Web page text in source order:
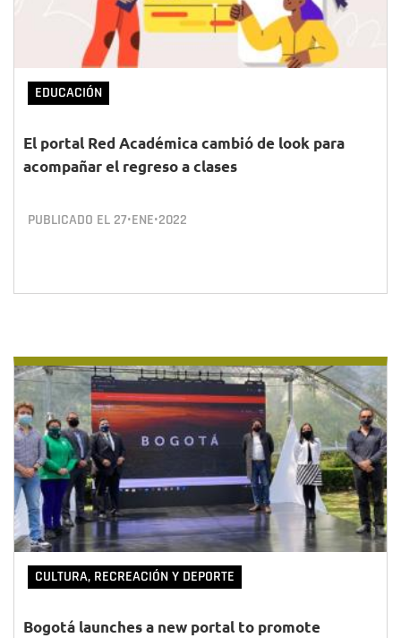
EDUCACIÓN
El portal Red Académica cambió de look para
acompañar el regreso a clases
PUBLICADO EL 27•ENE•2022
CULTURA, RECREACIÓN Y DEPORTE
Bogotá launches a new portal to promote